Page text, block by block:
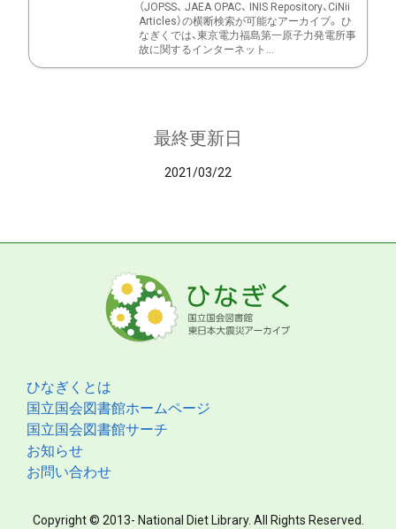
（JOPSS、 JAEA OPAC、 INIS Repository、CiNii
Articles）の横断検索が可能なアーカイブ。 ひ
なぎくでは、東京電力福島第一原子力発電所事
故に関するインターネット...
最終更新日
2021/03/22
ひなぎくとは
国立国会図書館ホームページ
国立国会図書館サーチ
お知らせ
お問い合わせ
Copyright © 2013- National Diet Library. All Rights Reserved.